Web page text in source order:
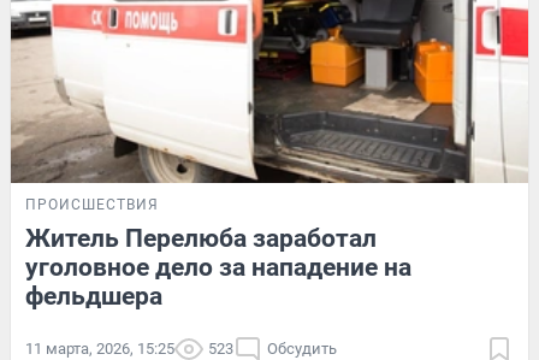
ПРОИСШЕСТВИЯ
Житель Перелюба заработал
уголовное дело за нападение на
фельдшера
11 марта, 2026, 15:25 523 Обсудить